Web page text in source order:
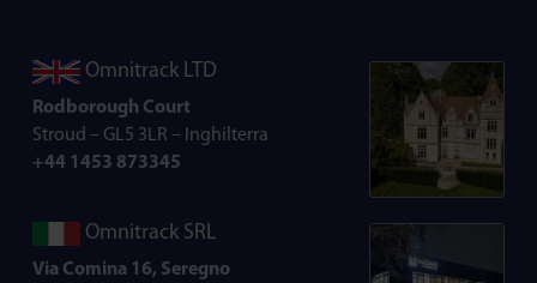
Omnitrack LTD
Rodborough Court
Stroud – GL5 3LR – Inghilterra
+44 1453 873345
Omnitrack SRL
Via Comina 16, Seregno